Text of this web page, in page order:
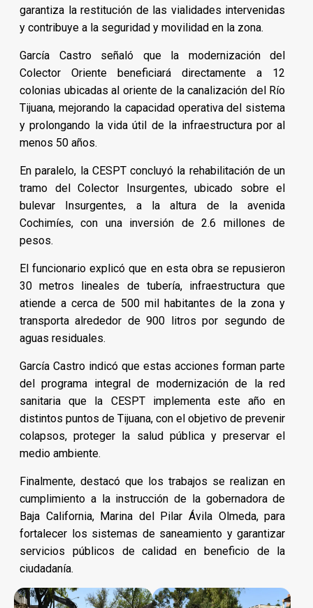
garantiza la restitución de las vialidades intervenidas
y contribuye a la seguridad y movilidad en la zona.
García Castro señaló que la modernización del
Colector Oriente beneficiará directamente a 12
colonias ubicadas al oriente de la canalización del Río
Tijuana, mejorando la capacidad operativa del sistema
y prolongando la vida útil de la infraestructura por al
menos 50 años.
En paralelo, la CESPT concluyó la rehabilitación de un
tramo del Colector Insurgentes, ubicado sobre el
bulevar Insurgentes, a la altura de la avenida
Cochimíes, con una inversión de 2.6 millones de
pesos.
El funcionario explicó que en esta obra se repusieron
30 metros lineales de tubería, infraestructura que
atiende a cerca de 500 mil habitantes de la zona y
transporta alrededor de 900 litros por segundo de
aguas residuales.
García Castro indicó que estas acciones forman parte
del programa integral de modernización de la red
sanitaria que la CESPT implementa este año en
distintos puntos de Tijuana, con el objetivo de prevenir
colapsos, proteger la salud pública y preservar el
medio ambiente.
Finalmente, destacó que los trabajos se realizan en
cumplimiento a la instrucción de la gobernadora de
Baja California, Marina del Pilar Ávila Olmeda, para
fortalecer los sistemas de saneamiento y garantizar
servicios públicos de calidad en beneficio de la
ciudadanía.